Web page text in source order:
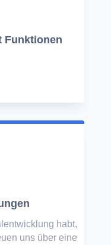
Funktionen
habt,
uns über eine